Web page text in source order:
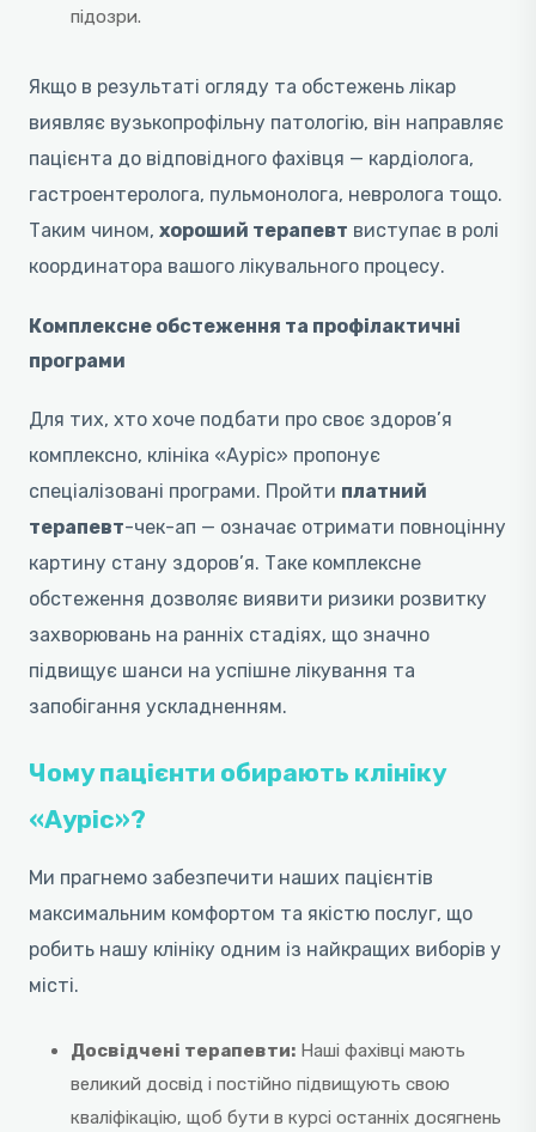
підозри.
Якщо в результаті огляду та обстежень лікар
виявляє вузькопрофільну патологію, він направляє
пацієнта до відповідного фахівця — кардіолога,
гастроентеролога, пульмонолога, невролога тощо.
Таким чином, хороший терапевт виступає в ролі
координатора вашого лікувального процесу.
Комплексне обстеження та профілактичні
програми
Для тих, хто хоче подбати про своє здоров’я
комплексно, клініка «Ауріс» пропонує
спеціалізовані програми. Пройти платний
терапевт-чек-ап — означає отримати повноцінну
картину стану здоров’я. Таке комплексне
обстеження дозволяє виявити ризики розвитку
захворювань на ранніх стадіях, що значно
підвищує шанси на успішне лікування та
запобігання ускладненням.
Чому пацієнти обирають клініку
«Ауріс»?
Ми прагнемо забезпечити наших пацієнтів
максимальним комфортом та якістю послуг, що
робить нашу клініку одним із найкращих виборів у
місті.
Досвідчені терапевти: Наші фахівці мають
великий досвід і постійно підвищують свою
кваліфікацію, щоб бути в курсі останніх досягнень